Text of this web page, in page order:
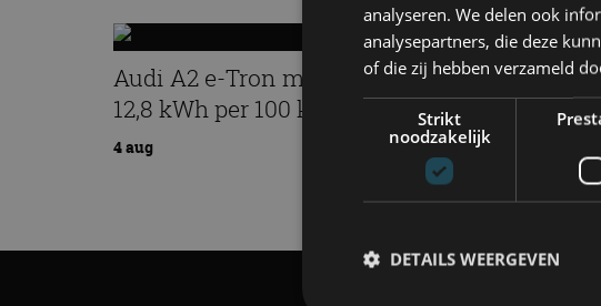
Audi A2 e-Tron mikt op verbruik van
12,8 kWh per 100 kilometer
4 aug
analyseren. We delen ook
analysepartners, die deze
of die zij hebben verzameld
Strikt
noodzakelijk
DETAILS WEERGEVEN